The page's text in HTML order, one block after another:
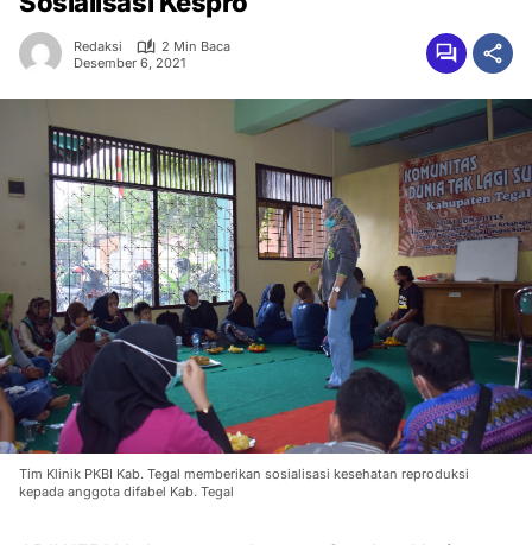
Redaksi
2 Min Baca
Desember 6, 2021
Tim Klinik PKBI Kab. Tegal memberikan sosialisasi kesehatan reproduksi
kepada anggota difabel Kab. Tegal